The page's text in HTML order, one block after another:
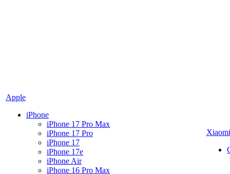
Apple
iPhone
iPhone 17 Pro Max
iPhone 17 Pro
iPhone 17
iPhone 17e
iPhone Air
iPhone 16 Pro Max
Xiaomi